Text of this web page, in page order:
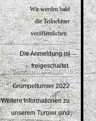
Wir werden bald
die Teilnehmer
veröffentlichen.
Die Anmeldung ist
freigeschaltet.
Grümpelturnier 2022
Weitere Informationen zu
unserem Turnier sind